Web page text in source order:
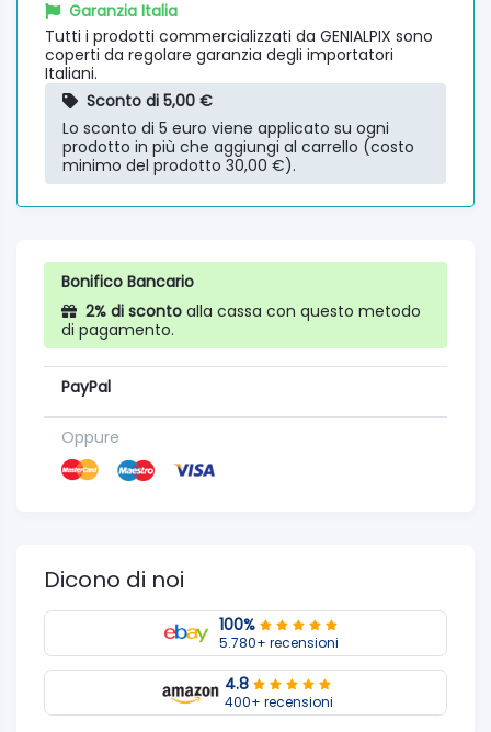
Garanzia Italia
Tutti i prodotti commercializzati da GENIALPIX sono
coperti da regolare garanzia degli importatori
Italiani.
Sconto di 5,00 €
Lo sconto di 5 euro viene applicato su ogni
prodotto in più che aggiungi al carrello (costo
minimo del prodotto 30,00 €).
Bonifico Bancario
2% di sconto alla cassa con questo metodo
di pagamento.
PayPal
Oppure
Dicono di noi
100%
5.780+ recensioni
4.8
400+ recensioni